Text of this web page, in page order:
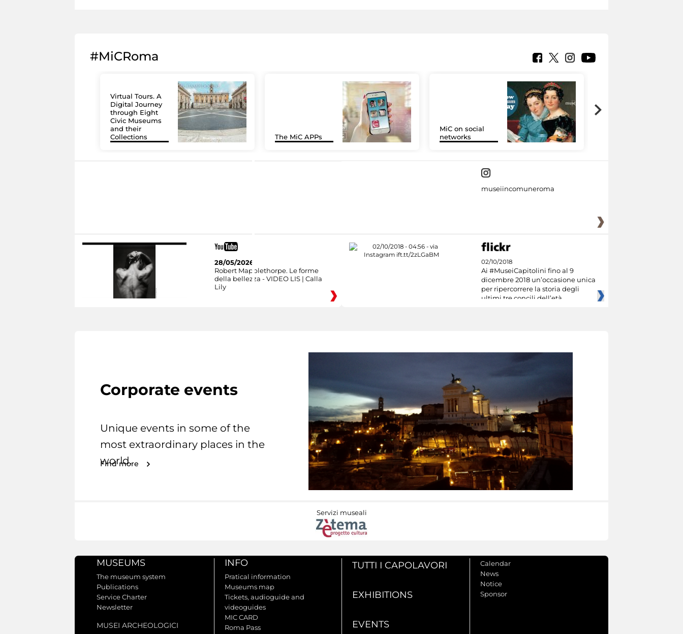
#MiCRoma
Virtual Tours. A
Digital Journey
through Eight
Civic Museums
and their
Collections
The MiC APPs
MiC on social
networks
museiincomuneroma
28/05/2026
Robert Mapplethorpe. Le forme
della bellezza - VIDEO LIS | Calla
Lily
02/10/2018
Ai #MuseiCapitolini fino al 9
dicembre 2018 un’occasione unica
per ripercorrere la storia degli
ultimi tre concili dell’età
Corporate events
Unique events in some of the
most extraordinary places in the
world.
Find more
Servizi museali
MUSEUMS
The museum system
Publications
Service Charter
Newsletter
MUSEI ARCHEOLOGICI
INFO
Pratical information
Museums map
Tickets, audioguide and
videoguides
MIC CARD
Roma Pass
TUTTI I CAPOLAVORI
EXHIBITIONS
EVENTS
Calendar
News
Notice
Sponsor